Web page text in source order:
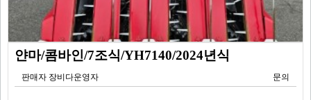
얀마/콤바인/7조식/YH7140/2024년식
판매자 장비다운영자 문의